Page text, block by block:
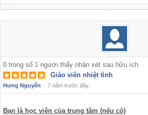
0 trong số 1 người thấy nhận xét sau hữu ích
Giáo viên nhiệt tình
Hưng Nguyễn · 7 năm trước đây.
Bạn là học viên của trung tâm (nếu có)